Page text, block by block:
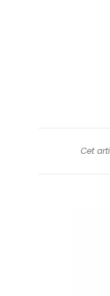
Cet